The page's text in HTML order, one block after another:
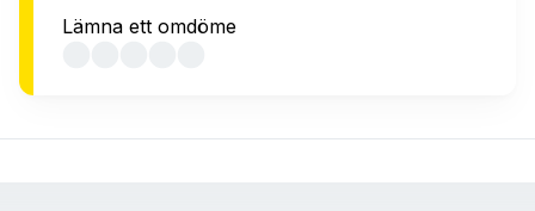
Lämna ett omdöme